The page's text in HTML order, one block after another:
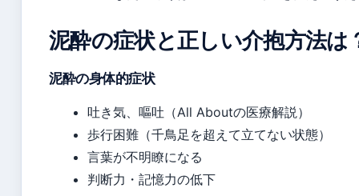
泥酔の症状と正しい介抱方法は
泥酔の身体的症状
吐き気、嘔吐（All Aboutの医療解説）
歩行困難（千鳥足を超えて立てない状態）
言葉が不明瞭になる
判断力・記憶力の低下